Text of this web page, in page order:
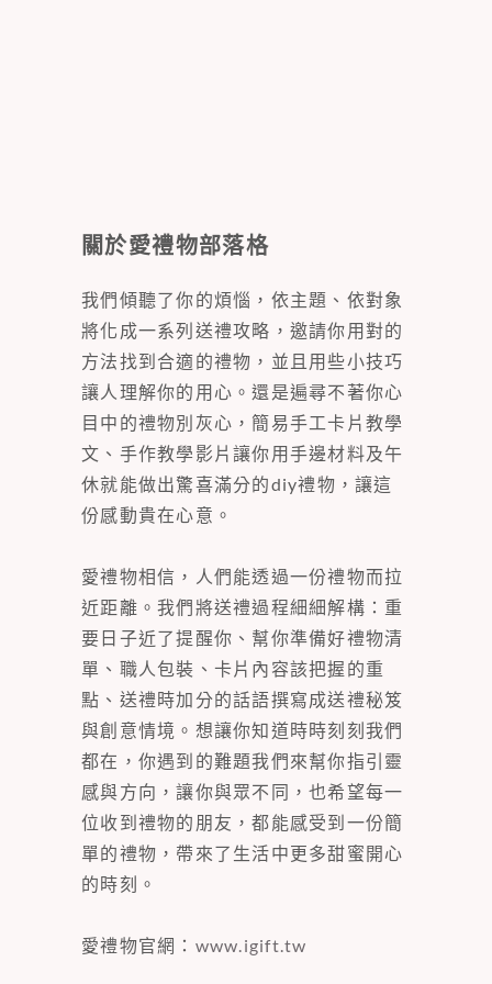
關於愛禮物部落格
我們傾聽了你的煩惱，依主題、依對象
將化成一系列送禮攻略，邀請你用對的
方法找到合適的禮物，並且用些小技巧
讓人理解你的用心。還是遍尋不著你心
目中的禮物別灰心，簡易手工卡片教學
文、手作教學影片讓你用手邊材料及午
休就能做出驚喜滿分的diy禮物，讓這
份感動貴在心意。
愛禮物相信，人們能透過一份禮物而拉
近距離。我們將送禮過程細細解構：重
要日子近了提醒你、幫你準備好禮物清
單、職人包裝、卡片內容該把握的重
點、送禮時加分的話語撰寫成送禮秘笈
與創意情境。想讓你知道時時刻刻我們
都在，你遇到的難題我們來幫你指引靈
感與方向，讓你與眾不同，也希望每一
位收到禮物的朋友，都能感受到一份簡
單的禮物，帶來了生活中更多甜蜜開心
的時刻。
愛禮物官網： www.igift.tw